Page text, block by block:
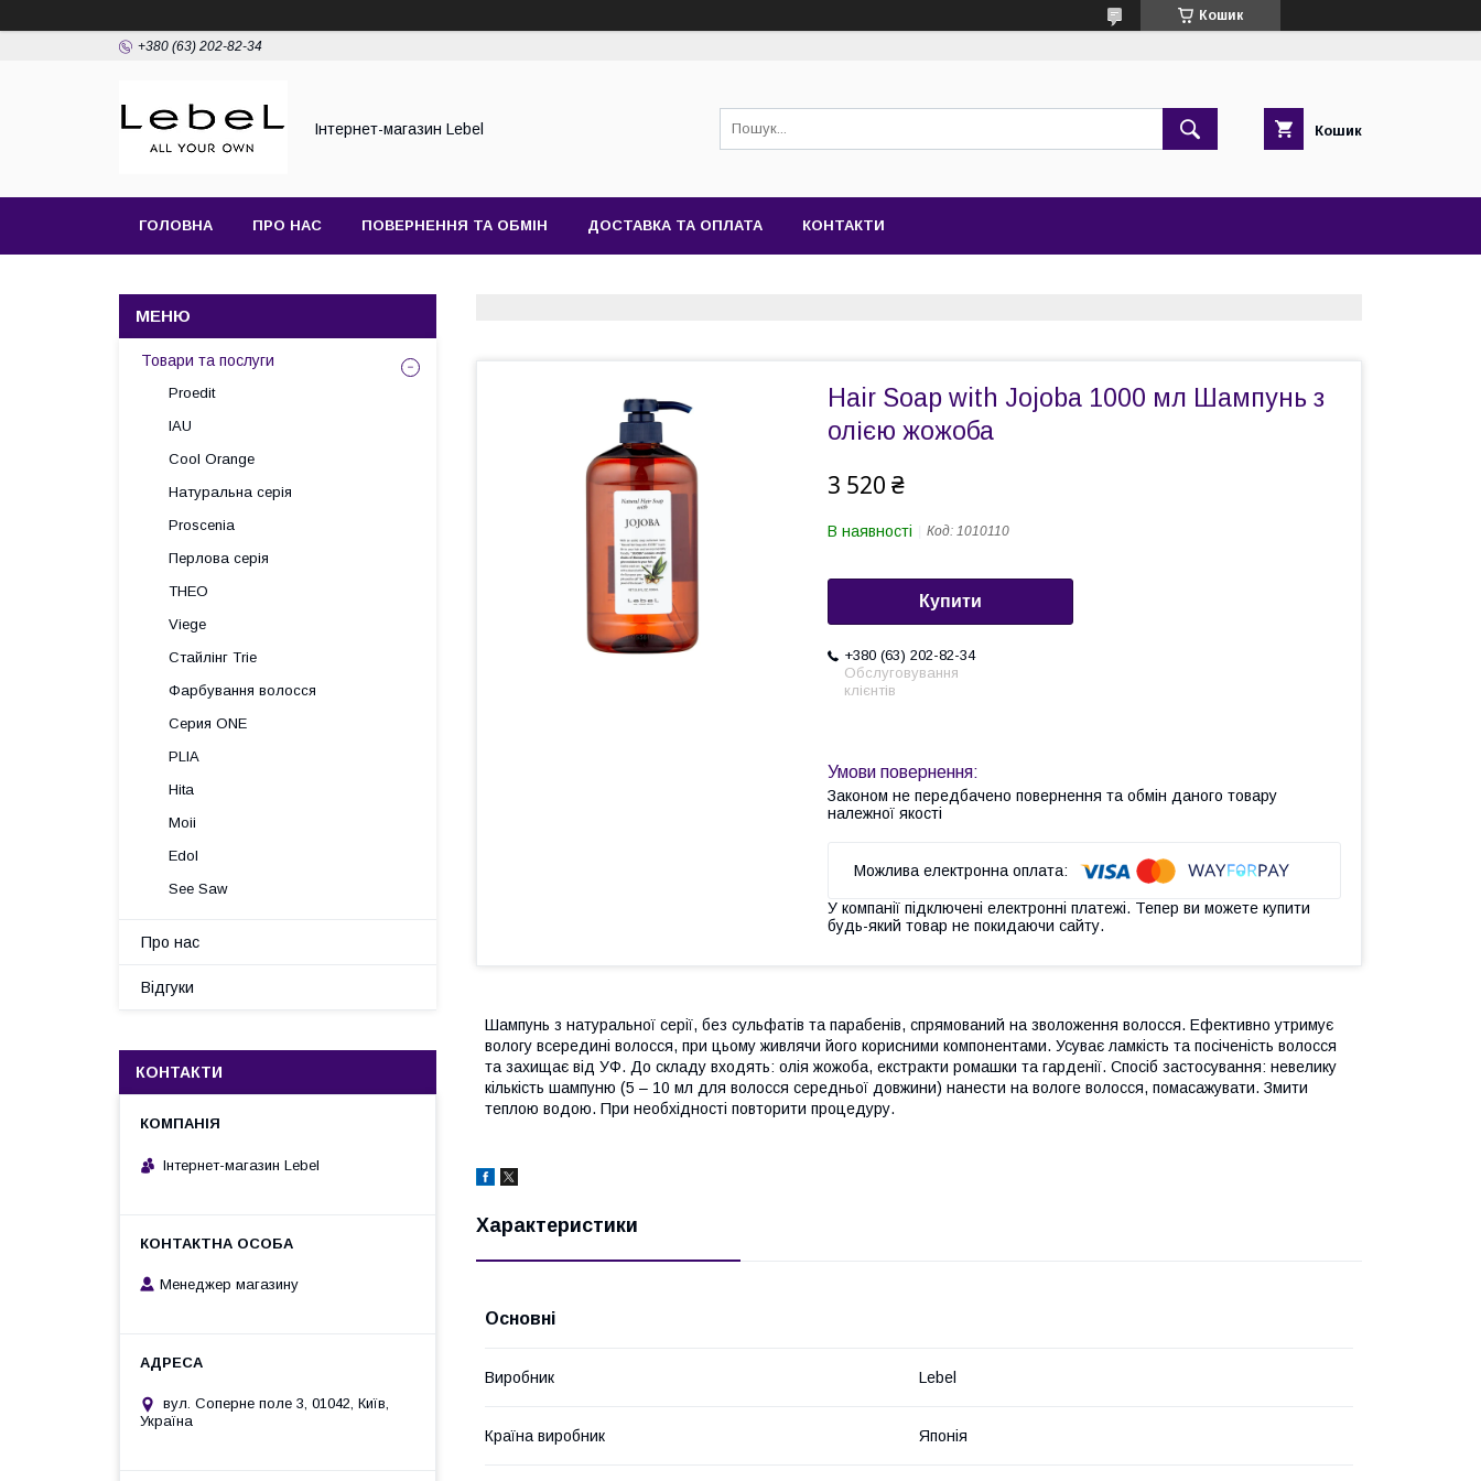
Кошик
+380 (63) 202-82-34
Інтернет-магазин Lebel Кошик
ГОЛОВНА ПРО НАС ПОВЕРНЕННЯ ТА ОБМІН ДОСТАВКА ТА ОПЛАТА КОНТАКТИ
Hair Soap with Jojoba 1000 мл Шампунь з
олією жожоба
3 520 ₴
В наявності Код: 1010110
Купити
+380 (63) 202-82-34
Обслуговування
клієнтів
Законом не передбачено повернення та обмін даного товару
належної якості
У компанії підключені електронні платежі. Тепер ви можете купити
будь-який товар не покидаючи сайту.
Шампунь з натуральної серії, без сульфатів та парабенів, спрямований на зволоження волосся. Ефективно утримує
вологу всередині волосся, при цьому живлячи його корисними компонентами. Усуває ламкість та посіченість волосся
та захищає від УФ. До складу входять: олія жожоба, екстракти ромашки та гарденії. Спосіб застосування: невелику
кількість шампуню (5 – 10 мл для волосся середньої довжини) нанести на вологе волосся, помасажувати. Змити
теплою водою. При необхідності повторити процедуру.
Характеристики
Основні
Виробник Lebel
Країна виробник Японія
Товари та послуги
Proedit
IAU
Cool Orange
Натуральна серія
Proscenia
Перлова серія
THEO
Viege
Стайлінг Trie
Фарбування волосся
Серия ONE
PLIA
Hita
Moii
Edol
See Saw
Про нас
Відгуки
КОНТАКТИ
Інтернет-магазин Lebel
Менеджер магазину
вул. Соперне поле 3, 01042, Київ,
Україна